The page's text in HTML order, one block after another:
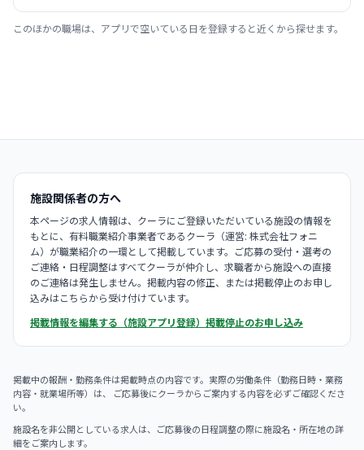
このほかの職場は、アプリで空いている日を登録すると近くから探せます。
施設関係者の方へ
本ページの求人情報は、クーラにご登録いただいている施設の情報を
もとに、有料職業紹介事業者であるクーラ（運営: 株式会社フォニ
ム）が職業紹介の一環として掲載しています。ご応募の受付・選考の
ご連絡・日程調整はすべてクーラが仲介し、求職者から施設への直接
のご連絡は発生しません。掲載内容の修正、または掲載停止のお申し
込みはこちらから受け付けています。
掲載情報を編集する（施設アプリ登録） 掲載停止のお申し込み
掲載中の報酬・勤務条件は掲載時点の内容です。実際の労働条件（勤務日時・業務
内容・就業場所等）は、 ご応募後にクーラからご案内する内容を必ずご確認くださ
い。
施設名を非公開としている求人は、ご応募後の日程調整の際に施設名・所在地の詳
細をご案内します。